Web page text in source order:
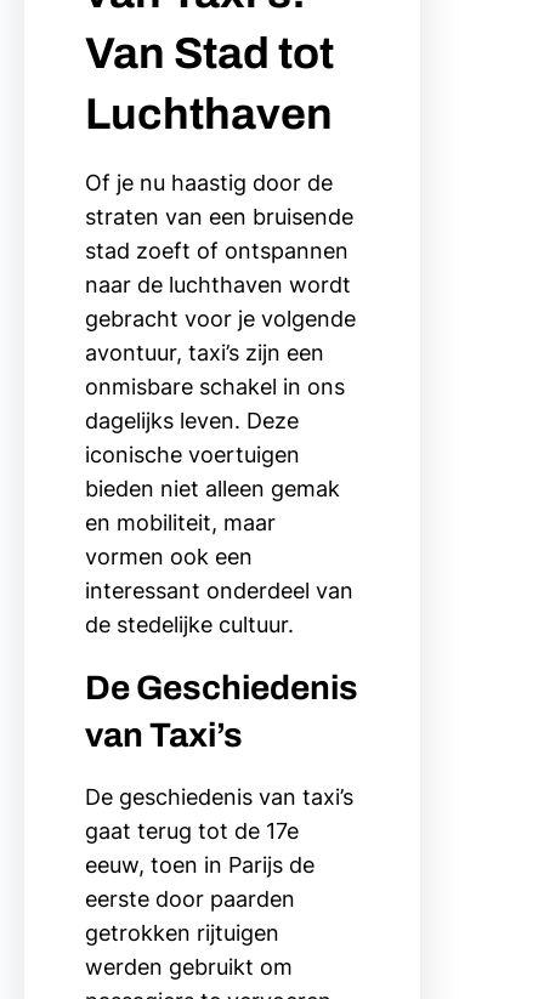
Van Stad tot
Luchthaven
Of je nu haastig door de
straten van een bruisende
stad zoeft of ontspannen
naar de luchthaven wordt
gebracht voor je volgende
avontuur, taxi’s zijn een
onmisbare schakel in ons
dagelijks leven. Deze
iconische voertuigen
bieden niet alleen gemak
en mobiliteit, maar
vormen ook een
interessant onderdeel van
de stedelijke cultuur.
De Geschiedenis
van Taxi’s
De geschiedenis van taxi’s
gaat terug tot de 17e
eeuw, toen in Parijs de
eerste door paarden
getrokken rijtuigen
werden gebruikt om